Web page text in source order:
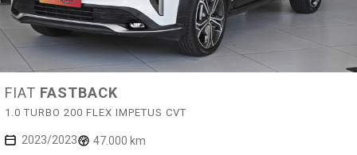
FIAT FASTBACK
1.0 TURBO 200 FLEX IMPETUS CVT
2023/2023 47.000 km